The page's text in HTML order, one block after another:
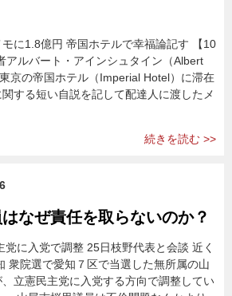
に1.8億円 帝国ホテルで幸福論記す 【10
アルバート・アインシュタイン（Albert
京の帝国ホテル（Imperial Hotel）に滞在
する短い自説を記して配達人に渡したメ
続きを読む >>
なぜ責任を取らないのか？
党に入党で調整 25日枝野代表と会談 近く
衆院選で愛知７区で当選した無所属の山
立憲民主党に入党する方向で調整してい